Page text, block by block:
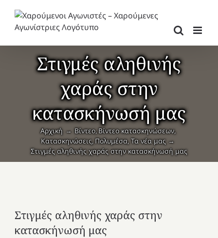
περιεχόμενο
Στιγμές αληθινής
χαράς στην
κατασκήνωσή μας
Αρχική Βίντεο Βίντεο κατασκηνώσεων
Κατασκηνώσεις Πολυμέσα Τα νέα μας
Στιγμές αληθινής χαράς στην κατασκήνωσή μας
Στιγμές αληθινής χαράς στην
κατασκήνωσή μας